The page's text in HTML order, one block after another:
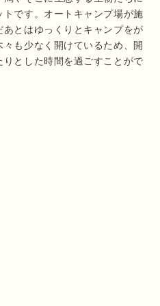
です。オートキャンプ場が施
とはゆっくりとキャンプをが
も少なく開けているため、開
とした時間を過ごすことがで